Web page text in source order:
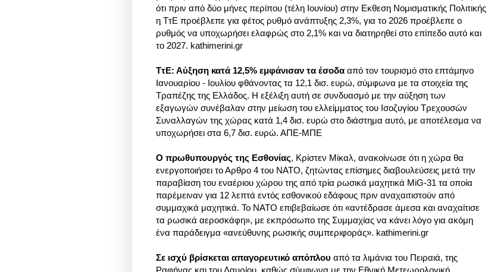
ότι πριν από δύο μήνες περίπου (τέλη Ιουνίου) στην Εκθεση Νομισματικής Πολιτικής
η ΤτΕ προέβλεπε για φέτος ρυθμό ανάπτυξης 2,3%, για το 2026 προέβλεπε ο
ρυθμός να υποχωρήσει ελαφρώς στο 2,1% και να διατηρηθεί στο επίπεδο αυτό και
το 2027. kathimerini.gr
ΤτΕ: Αύξηση κατά 12,5% εμφάνισαν τα έσοδα από τον τουρισμό στο επτάμηνο
Ιανουαρίου - Ιουλίου φθάνοντας τα 12,1 δισ. ευρώ, σύμφωνα με τα στοιχεία της
Τραπέζης της Ελλάδος. Η εξέλιξη αυτή σε συνδυασμό με την αύξηση των
εξαγωγών συνέβαλαν στην μείωση του ελλείμματος του Ισοζυγίου Τρεχουσών
Συναλλαγών της χώρας κατά 1,4 δισ. ευρώ στο διάστημα αυτό, με αποτέλεσμα να
υποχωρήσει στα 6,7 δισ. ευρώ. ΑΠΕ-ΜΠΕ
Ο πρωθυπουργός της Εσθονίας, Κρίστεν Μίκαλ, ανακοίνωσε ότι η χώρα θα
ενεργοποιήσει το Αρθρο 4 του ΝΑΤΟ, ζητώντας επίσημες διαβουλεύσεις μετά την
παραβίαση του εναέριου χώρου της από τρία ρωσικά μαχητικά MiG-31 τα οποία
παρέμειναν για 12 λεπτά εντός εσθονικού εδάφους πριν αναχαιτιστούν από
συμμαχικά μαχητικά. Το ΝΑΤΟ επιβεβαίωσε ότι «αντέδρασε άμεσα και αναχαίτισε
τα ρωσικά αεροσκάφη», με εκπρόσωπο της Συμμαχίας να κάνει λόγο για ακόμη
ένα παράδειγμα «ανεύθυνης ρωσικής συμπεριφοράς». kathimerini.gr
Σε ισχύ βρίσκεται απαγορευτικό απόπλου από τα λιμάνια του Πειραιά, της